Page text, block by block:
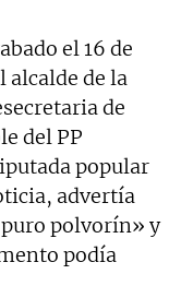
el 16 de
alcalde de la
de
del PP
popular
advertía
puro polvorín» y
podía